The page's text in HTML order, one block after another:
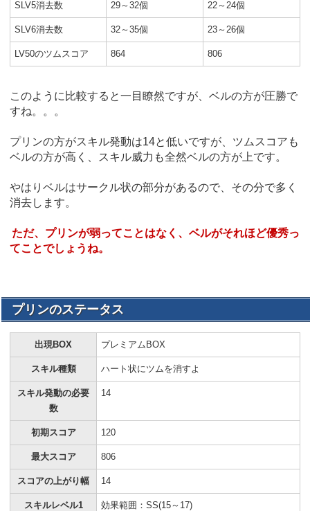
SLV5消去数 29～32個 22～24個
SLV6消去数 32～35個 23～26個
LV50のツムスコア 864 806
このように比較すると一目瞭然ですが、ベルの方が圧勝で
すね。。。
プリンの方がスキル発動は14と低いですが、ツムスコアも
ベルの方が高く、スキル威力も全然ベルの方が上です。
やはりベルはサークル状の部分があるので、その分で多く
消去します。
ただ、プリンが弱ってことはなく、ベルがそれほど優秀っ
てことでしょうね。
プリンのステータス
出現BOX プレミアムBOX
スキル種類 ハート状にツムを消すよ
スキル発動の必要
数
14
初期スコア 120
最大スコア 806
スコアの上がり幅 14
スキルレベル1 効果範囲：SS(15～17)